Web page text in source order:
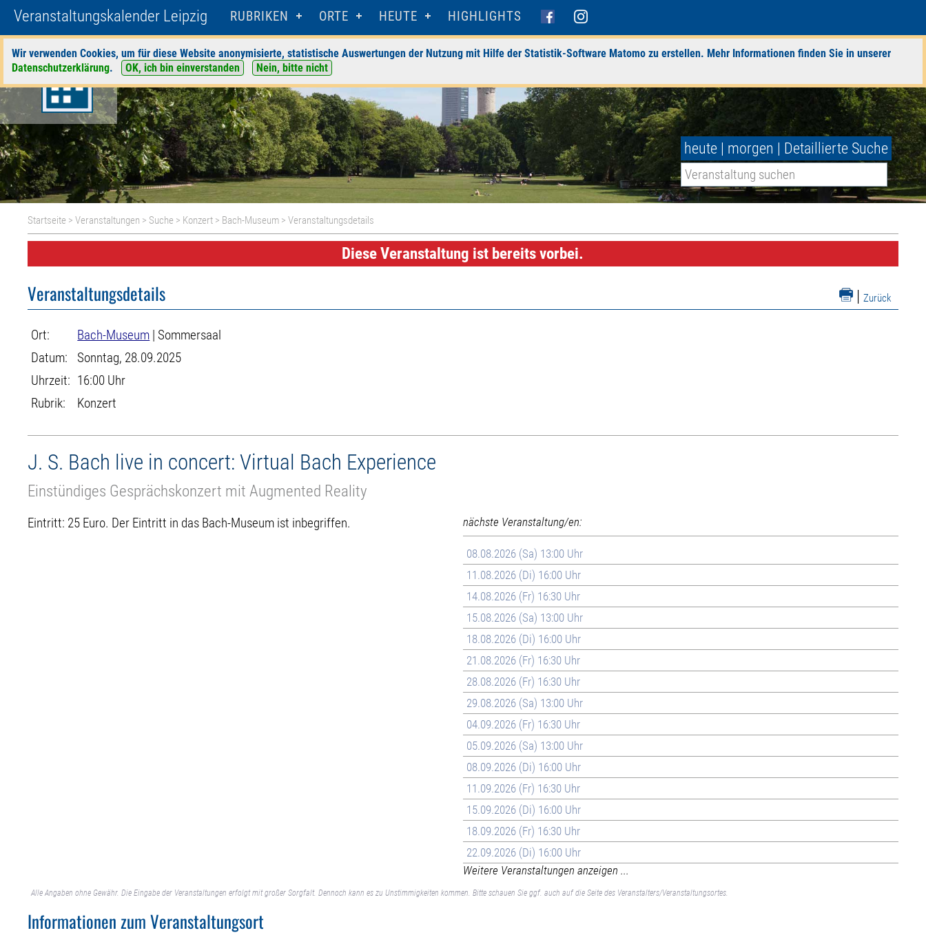
Veranstaltungskalender Leipzig RUBRIKEN ORTE HEUTE HIGHLIGHTS
Wir verwenden Cookies, um für diese Website anonymisierte, statistische Auswertungen der Nutzung mit Hilfe der Statistik-Software Matomo zu erstellen. Mehr Informationen finden Sie in unserer
Datenschutzerklärung. OK, ich bin einverstanden Nein, bitte nicht
heute | morgen | Detaillierte Suche
Startseite >Veranstaltungen > Suche > Konzert > Bach-Museum > Veranstaltungsdetails
Diese Veranstaltung ist bereits vorbei.
| Zurück
Veranstaltungsdetails
Ort: Bach-Museum | Sommersaal
Datum:
Sonntag, 28.09.2025
Uhrzeit: 16:00 Uhr
Rubrik:
Konzert
J. S. Bach live in concert: Virtual Bach Experience
Einstündiges Gesprächskonzert mit Augmented Reality
Eintritt: 25 Euro. Der Eintritt in das Bach-Museum ist inbegriffen. nächste Veranstaltung/en:
08.08.2026 (Sa) 13:00 Uhr
11.08.2026 (Di) 16:00 Uhr
14.08.2026 (Fr) 16:30 Uhr
15.08.2026 (Sa) 13:00 Uhr
18.08.2026 (Di) 16:00 Uhr
21.08.2026 (Fr) 16:30 Uhr
28.08.2026 (Fr) 16:30 Uhr
29.08.2026 (Sa) 13:00 Uhr
04.09.2026 (Fr) 16:30 Uhr
05.09.2026 (Sa) 13:00 Uhr
08.09.2026 (Di) 16:00 Uhr
11.09.2026 (Fr) 16:30 Uhr
15.09.2026 (Di) 16:00 Uhr
18.09.2026 (Fr) 16:30 Uhr
22.09.2026 (Di) 16:00 Uhr
Weitere Veranstaltungen anzeigen ...
Alle Angaben ohne Gewähr. Die Eingabe der Veranstaltungen erfolgt mit großer Sorgfalt. Dennoch kann es zu Unstimmigkeiten kommen. Bitte schauen Sie ggf. auch auf die Seite des Veranstalters/Veranstaltungsortes.
Informationen zum Veranstaltungsort